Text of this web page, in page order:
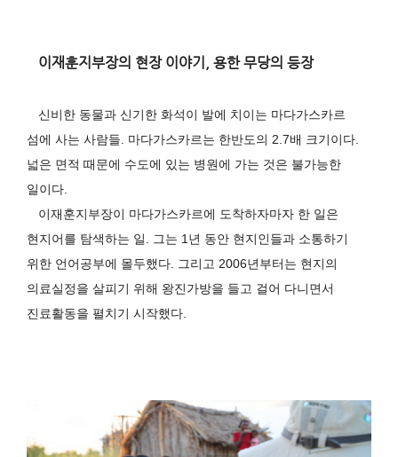
이재훈지부장의 현장 이야기 ,용한 무당의 등장
신비한 동물과 신기한 화석이 발에 치이는 마다가스카르
섬에 사는 사람들. 마다가스카르는 한반도의 2.7배 크기이다.
넓은 면적 때문에 수도에 있는 병원에 가는 것은 불가능한
일이다.
이재훈지부장이 마다가스카르에 도착하자마자 한 일은
현지어를 탐색하는 일. 그는 1년 동안 현지인들과 소통하기
위한 언어공부에 몰두했다. 그리고 2006년부터는 현지의
의료실정을 살피기 위해 왕진가방을 들고 걸어 다니면서
진료활동을 펼치기 시작했다.